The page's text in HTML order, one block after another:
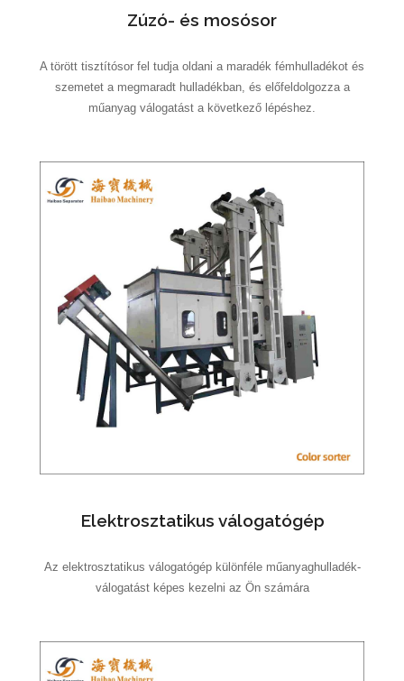
Zúzó- és mosósor
A törött tisztítósor fel tudja oldani a maradék fémhulladékot és
szemetet a megmaradt hulladékban, és előfeldolgozza a
műanyag válogatást a következő lépéshez.
Elektrosztatikus válogatógép
Az elektrosztatikus válogatógép különféle műanyaghulladék-
válogatást képes kezelni az Ön számára